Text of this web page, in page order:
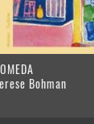
Bohman